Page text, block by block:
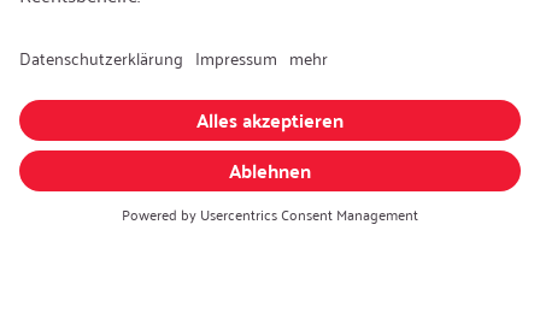
Deutsch
Besuchen Sie uns auch auf:
Datenschutzerklärung | Impressum